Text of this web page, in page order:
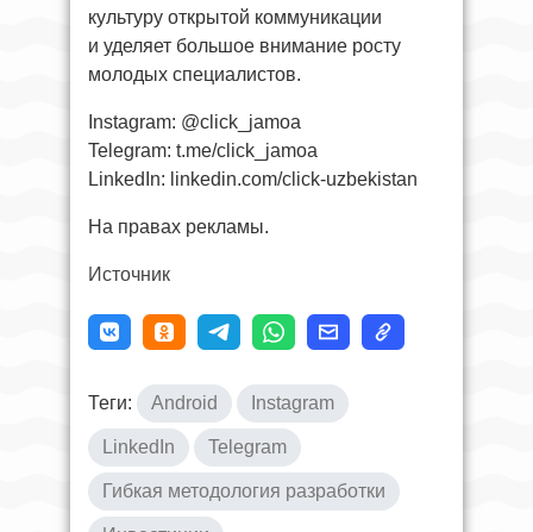
культуру открытой коммуникации
и уделяет большое внимание росту
молодых специалистов.
Instagram: @click_jamoa
Telegram: t.me/click_jamoa
LinkedIn: linkedin.com/click-uzbekistan
На правах рекламы.
Источник
Теги: Android Instagram
LinkedIn Telegram
Гибкая методология разработки